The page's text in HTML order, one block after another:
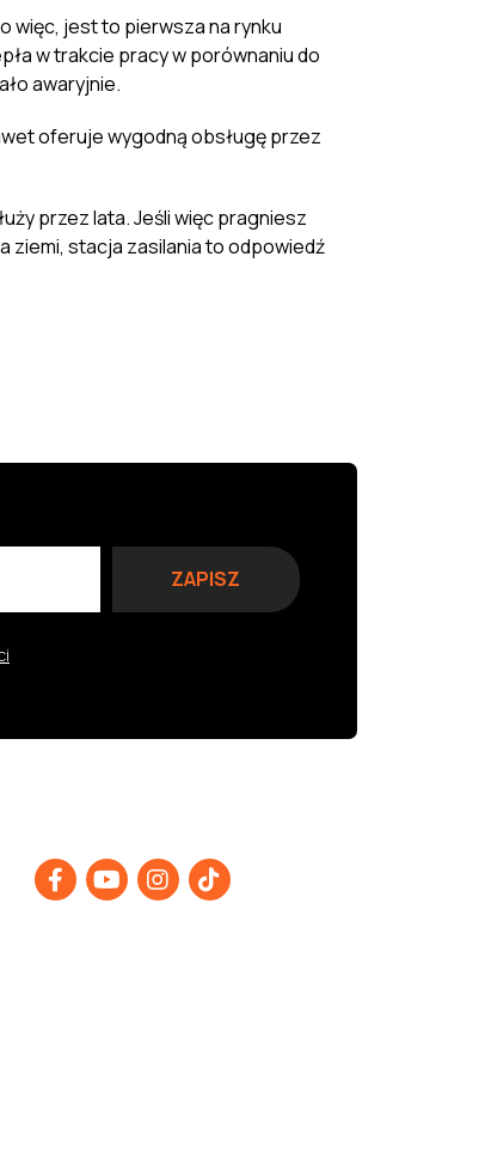
więc, jest to pierwsza na rynku
w trakcie pracy w porównaniu do
awaryjnie.
oferuje wygodną obsługę przez
przez lata. Jeśli więc pragniesz
ziemi, stacja zasilania to odpowiedź